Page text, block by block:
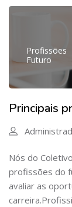
Profissões
Futuro
Principais
Nós do
profissões do
avaliar as